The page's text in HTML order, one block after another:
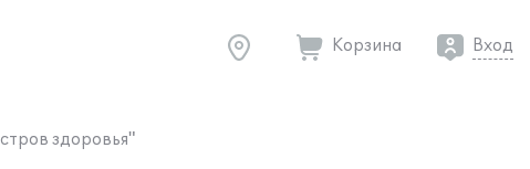
Корзина Вход
здоровья"